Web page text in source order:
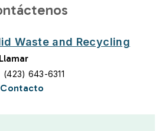
Waste and Recycling
Llamar
(423) 643-6311
Contacto